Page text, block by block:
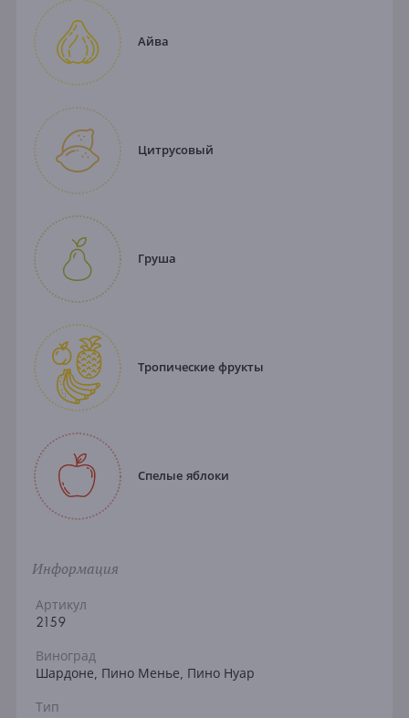
Айва
Цитрусовый
Груша
Тропические фрукты
Спелые яблоки
Информация
Артикул
2159
Виноград
Шардоне, Пино Менье, Пино Нуар
Тип